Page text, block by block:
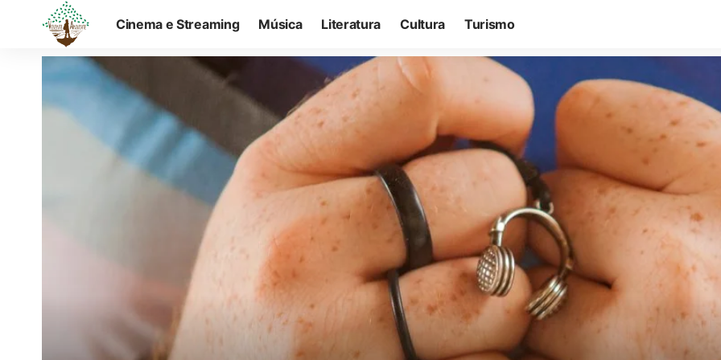
Cinema e Streaming Música Literatura Cultura Turismo